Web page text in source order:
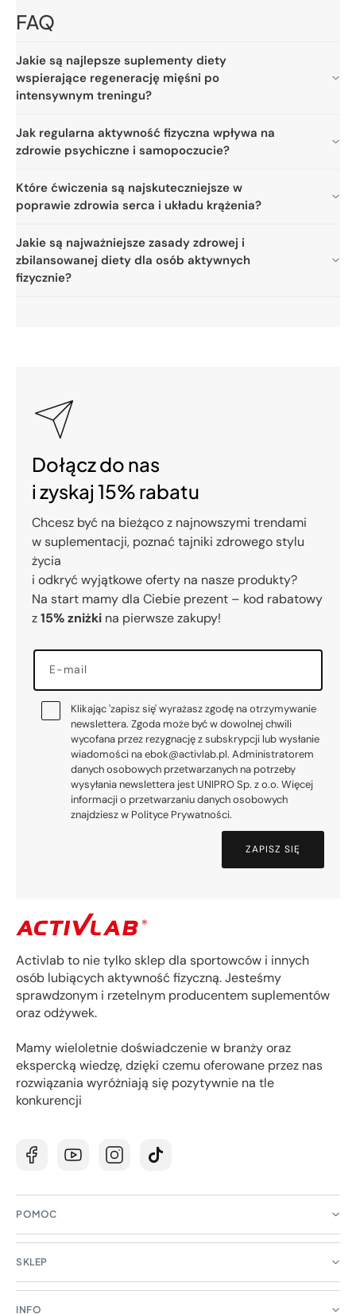
FAQ
Jakie są najlepsze suplementy diety
wspierające regenerację mięśni po
intensywnym treningu?
Jak regularna aktywność fizyczna wpływa na
zdrowie psychiczne i samopoczucie?
Które ćwiczenia są najskuteczniejsze w
poprawie zdrowia serca i układu krążenia?
Jakie są najważniejsze zasady zdrowej i
zbilansowanej diety dla osób aktywnych
fizycznie?
Dołącz do nas
i zyskaj 15% rabatu
Chcesz być na bieżąco z najnowszymi trendami
w suplementacji, poznać tajniki zdrowego stylu
życia
i odkryć wyjątkowe oferty na nasze produkty?
Na start mamy dla Ciebie prezent – kod rabatowy
z15% zniżki na pierwsze zakupy!
E-mail
Klikając 'zapisz się' wyrażasz zgodę na otrzymywanie
newslettera. Zgoda może być w dowolnej chwili
wycofana przez rezygnację z subskrypcji lub wysłanie
wiadomości na ebok@activlab.pl. Administratorem
danych osobowych przetwarzanych na potrzeby
wysyłania newslettera jest UNIPRO Sp. z o.o. Więcej
informacji o przetwarzaniu danych osobowych
znajdziesz w Polityce Prywatności.
ZAPISZ SIĘ
Activlab to nie tylko sklep dla sportowców i innych
osób lubiących aktywność fizyczną. Jesteśmy
sprawdzonym i rzetelnym producentem suplementów
oraz odżywek.
Mamy wieloletnie doświadczenie w branży oraz
ekspercką wiedzę, dzięki czemu oferowane przez nas
rozwiązania wyróżniają się pozytywnie na tle
konkurencji
FacebookYoutubeInstagramTikTok
POMOC
SKLEP
INFO